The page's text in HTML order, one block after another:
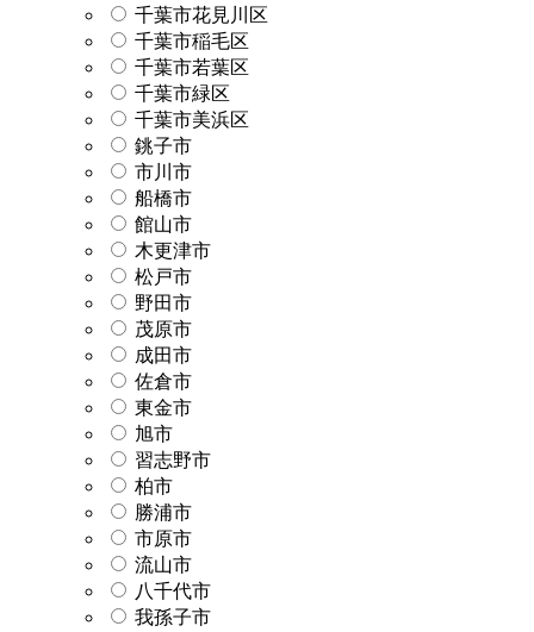
千葉市花見川区
千葉市稲毛区
千葉市若葉区
千葉市緑区
千葉市美浜区
銚子市
市川市
船橋市
館山市
木更津市
松戸市
野田市
茂原市
成田市
佐倉市
東金市
旭市
習志野市
柏市
勝浦市
市原市
流山市
八千代市
我孫子市